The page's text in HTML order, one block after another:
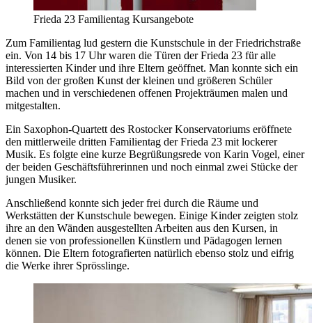
Frieda 23 Familientag Kursangebote
Zum Familientag lud gestern die Kunstschule in der Friedrichstraße
ein. Von 14 bis 17 Uhr waren die Türen der Frieda 23 für alle
interessierten Kinder und ihre Eltern geöffnet. Man konnte sich ein
Bild von der großen Kunst der kleinen und größeren Schüler
machen und in verschiedenen offenen Projekträumen malen und
mitgestalten.
Ein Saxophon-Quartett des Rostocker Konservatoriums eröffnete
den mittlerweile dritten Familientag der Frieda 23 mit lockerer
Musik. Es folgte eine kurze Begrüßungsrede von Karin Vogel, einer
der beiden Geschäftsführerinnen und noch einmal zwei Stücke der
jungen Musiker.
Anschließend konnte sich jeder frei durch die Räume und
Werkstätten der Kunstschule bewegen. Einige Kinder zeigten stolz
ihre an den Wänden ausgestellten Arbeiten aus den Kursen, in
denen sie von professionellen Künstlern und Pädagogen lernen
können. Die Eltern fotografierten natürlich ebenso stolz und eifrig
die Werke ihrer Sprösslinge.